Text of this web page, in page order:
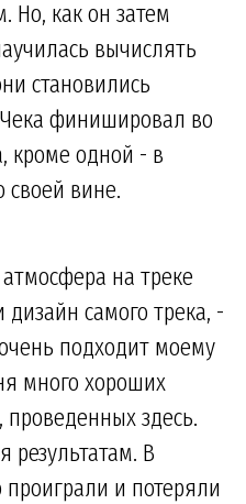
Но, как он затем
вычислять
становились
финишировал во
кроме одной - в
своей вине.
на треке
самого трека, -
подходит моему
много хороших
здесь.
результатам. В
и потеряли